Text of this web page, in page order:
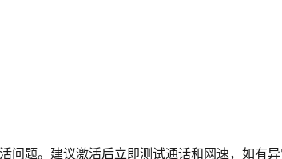
问题。建议激活后立即测试通话和网速，如有